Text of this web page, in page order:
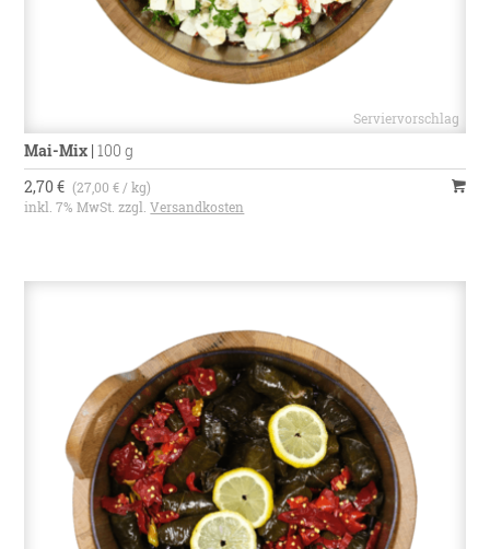
Mai-Mix |100 g
2,70 € (27,00 € / kg)
inkl. 7% MwSt. zzgl.Versandkosten